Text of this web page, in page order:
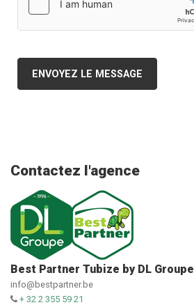
ENVOYEZ LE MESSAGE
Contactez l'agence
Best Partner Tubize by DL Groupe
info@bestpartner.be
+ 32 2 355 59 21